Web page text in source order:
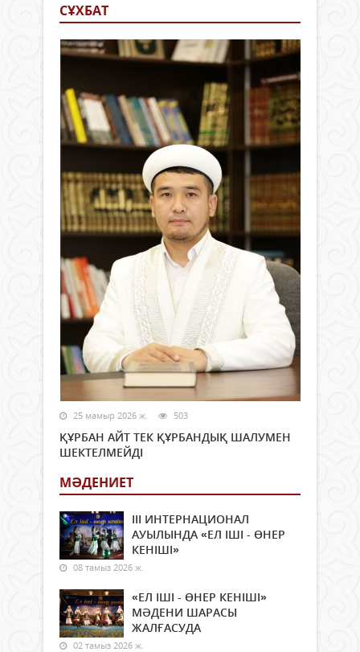
СҰХБАТ
25 мамыр 2026 ж. 503
ҚҰРБАН АЙТ ТЕК ҚҰРБАНДЫҚ ШАЛУМЕН
ШЕКТЕЛМЕЙДІ
МӘДЕНИЕТ
ІІІ ИНТЕРНАЦИОНАЛ
АУЫЛЫНДА «ЕЛ ІШІ - ӨНЕР
КЕНІШІ»
08 тамыз 2026 ж.
«ЕЛ ІШІ - ӨНЕР КЕНІШІ»
МӘДЕНИ ШАРАСЫ
ЖАЛҒАСУДА
02 тамыз 2026 ж.